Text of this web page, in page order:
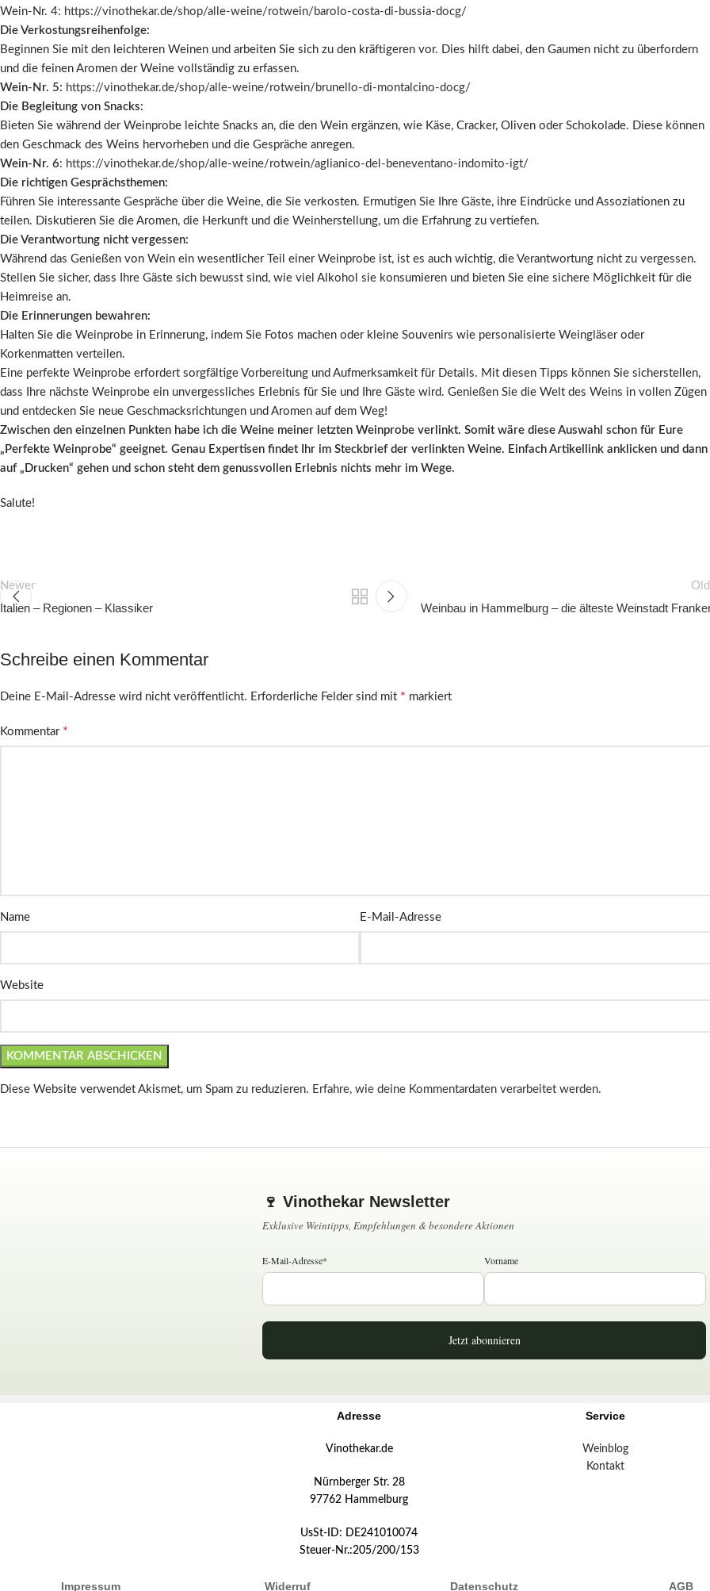
Wein-Nr. 4: https://vinothekar.de/shop/alle-weine/rotwein/barolo-costa-di-bussia-docg/
Die Verkostungsreihenfolge:
Beginnen Sie mit den leichteren Weinen und arbeiten Sie sich zu den kräftigeren vor. Dies hilft dabei, den Gaumen nicht zu überfordern
und die feinen Aromen der Weine vollständig zu erfassen.
Wein-Nr. 5: https://vinothekar.de/shop/alle-weine/rotwein/brunello-di-montalcino-docg/
Die Begleitung von Snacks:
Bieten Sie während der Weinprobe leichte Snacks an, die den Wein ergänzen, wie Käse, Cracker, Oliven oder Schokolade. Diese können
den Geschmack des Weins hervorheben und die Gespräche anregen.
Wein-Nr. 6: https://vinothekar.de/shop/alle-weine/rotwein/aglianico-del-beneventano-indomito-igt/
Die richtigen Gesprächsthemen:
Führen Sie interessante Gespräche über die Weine, die Sie verkosten. Ermutigen Sie Ihre Gäste, ihre Eindrücke und Assoziationen zu
teilen. Diskutieren Sie die Aromen, die Herkunft und die Weinherstellung, um die Erfahrung zu vertiefen.
Die Verantwortung nicht vergessen:
Während das Genießen von Wein ein wesentlicher Teil einer Weinprobe ist, ist es auch wichtig, die Verantwortung nicht zu vergessen.
Stellen Sie sicher, dass Ihre Gäste sich bewusst sind, wie viel Alkohol sie konsumieren und bieten Sie eine sichere Möglichkeit für die
Heimreise an.
Die Erinnerungen bewahren:
Halten Sie die Weinprobe in Erinnerung, indem Sie Fotos machen oder kleine Souvenirs wie personalisierte Weingläser oder
Korkenmatten verteilen.
Eine perfekte Weinprobe erfordert sorgfältige Vorbereitung und Aufmerksamkeit für Details. Mit diesen Tipps können Sie sicherstellen,
dass Ihre nächste Weinprobe ein unvergessliches Erlebnis für Sie und Ihre Gäste wird. Genießen Sie die Welt des Weins in vollen Zügen
und entdecken Sie neue Geschmacksrichtungen und Aromen auf dem Weg!
Zwischen den einzelnen Punkten habe ich die Weine meiner letzten Weinprobe verlinkt. Somit wäre diese Auswahl schon für Eure
„Perfekte Weinprobe“ geeignet. Genau Expertisen findet Ihr im Steckbrief der verlinkten Weine. Einfach Artikellink anklicken und dann
auf „Drucken“ gehen und schon steht dem genussvollen Erlebnis nichts mehr im Wege.
Salute!
Newer
Italien – Regionen – Klassiker Weinbau in Hammelburg – die älteste Weinstadt
Schreibe einen Kommentar
Deine E-Mail-Adresse wird nicht veröffentlicht. Erforderliche Felder sind mit * markiert
Kommentar *
Name E-Mail-Adresse
Website
Diese Website verwendet Akismet, um Spam zu reduzieren. Erfahre, wie deine Kommentardaten verarbeitet werden.
🍷 Vinothekar Newsletter
Exklusive Weintipps, Empfehlungen & besondere Aktionen
E-Mail-Adresse* Vorname
Jetzt abonnieren
Adresse
Vinothekar.de
Nürnberger Str. 28
97762 Hammelburg
UsSt-ID: DE241010074
Steuer-Nr.:205/200/153
Service
Weinblog
Kontakt
Impressum Widerruf Datenschutz AGB